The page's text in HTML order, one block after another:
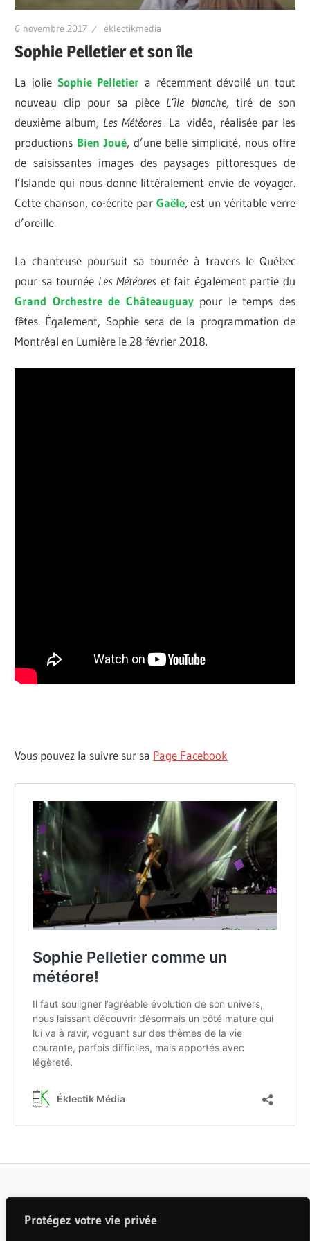
Protégez votre vie privée
6 novembre 2017 eklectikmedia
Sophie Pelletier et son île
La jolie Sophie Pelletier a récemment dévoilé un tout
nouveau clip pour sa pièce L’île blanche,tiré de son
deuxième album, Les Météores. La vidéo, réalisée par les
productions Bien Joué, d’une belle simplicité, nous offre
de saisissantes images des paysages pittoresques de
l’Islande qui nous donne littéralement envie de voyager.
Cette chanson, co-écrite par Gaële, est un véritable verre
d’oreille.
La chanteuse poursuit sa tournée à travers le Québec
pour sa tournée Les Météores et fait également partie du
Grand Orchestre de Châteauguaypour le temps des
fêtes. Également, Sophie sera de la programmation de
Montréal en Lumière le 28 février 2018.
Vous pouvez la suivre sur sa Page Facebook
VIDÉOCLIP
CHÂTEAUGUAY